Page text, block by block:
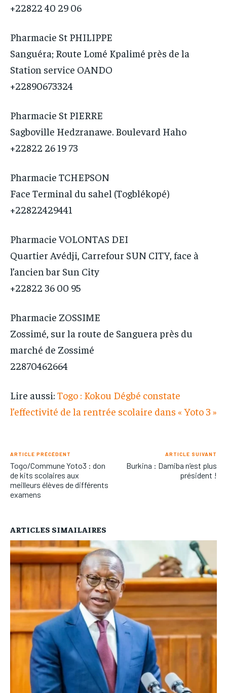
+22822 40 29 06
Pharmacie St PHILIPPE
Sanguéra; Route Lomé Kpalimé près de la
Station service OANDO
+22890673324
Pharmacie St PIERRE
Sagboville Hedzranawe. Boulevard Haho
+22822 26 19 73
Pharmacie TCHEPSON
Face Terminal du sahel (Togblékopé)
+22822429441
Pharmacie VOLONTAS DEI
Quartier Avédji, Carrefour SUN CITY, face à
l’ancien bar Sun City
+22822 36 00 95
Pharmacie ZOSSIME
Zossimé, sur la route de Sanguera près du
marché de Zossimé
22870462664
Lire aussi: Togo : Kokou Dégbé constate
l’effectivité de la rentrée scolaire dans « Yoto 3 »
ARTICLE PRÉCÉDENT
Togo/Commune Yoto3 : don
de kits scolaires aux
meilleurs élèves de différents
examens
ARTICLE SUIVANT
Burkina : Damiba n’est plus
président !
ARTICLES SIMAILAIRES